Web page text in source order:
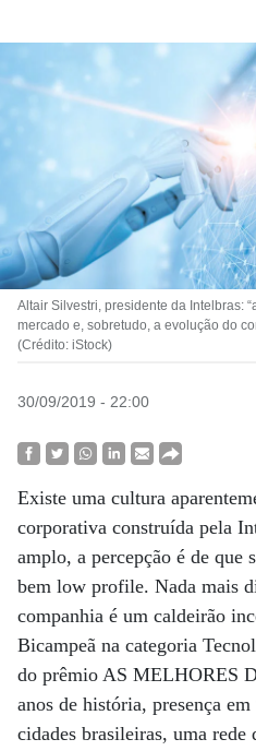
Altair Silvestri, presidente da Intelbras:
mercado e, sobretudo, a evolução do
(Crédito: iStock)
30/09/2019 - 22:00
Existe uma cultura
corporativa construída pela
amplo, a percepção é de que
bem low profile. Nada mais
companhia é um caldeirão
Bicampeã na categoria
do prêmio AS MELHORES
anos de história, presença
cidades brasileiras, uma